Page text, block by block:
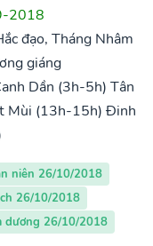
2018
đạo, Tháng Nhâm
giáng
Dần (3h-5h) Tân
Mùi (13h-15h) Đinh
niên 26/10/2018
26/10/2018
dương 26/10/2018